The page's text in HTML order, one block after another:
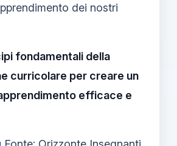
dei nostri
fondamentali della
curricolare per creare un
efficace e